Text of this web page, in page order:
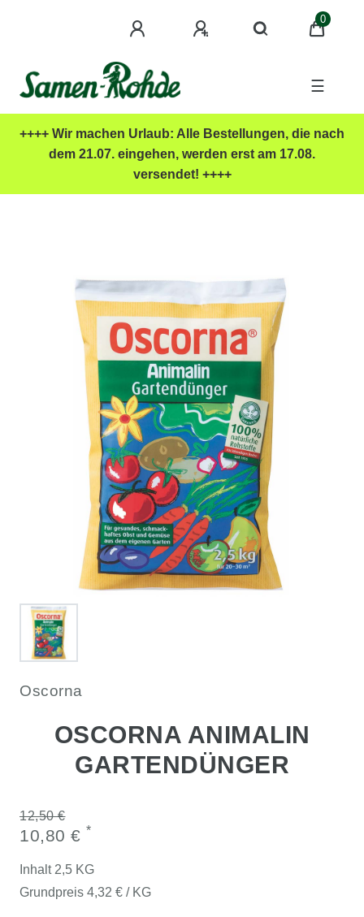
0
☰
++++ Wir machen Urlaub: Alle Bestellungen, die nach
dem 21.07. eingehen, werden erst am 17.08.
versendet! ++++
Oscorna
OSCORNA ANIMALIN
GARTENDÜNGER
12,50 €
10,80 € *
Inhalt 2,5 KG
Grundpreis 4,32 € / KG